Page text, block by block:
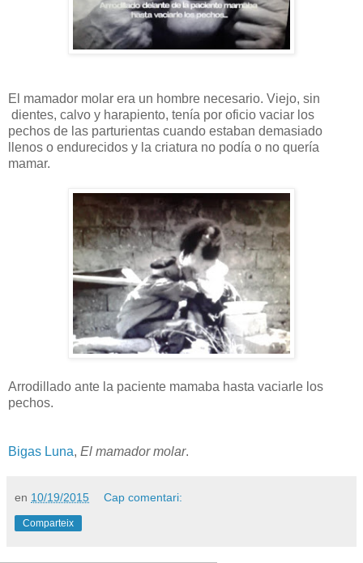
El mamador molar era un hombre necesario. Viejo, sin
dientes, calvo y harapiento, tenía por oficio vaciar los
pechos de las parturientas cuando estaban demasiado
llenos o endurecidos y la criatura no podía o no quería
mamar.
Arrodillado ante la paciente mamaba hasta vaciarle los
pechos.
Bigas Luna, El mamador molar.
en 10/19/2015 Cap comentari:
Comparteix